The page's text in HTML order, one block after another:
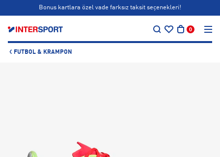
Bonus kartlara özel vade farksız taksit seçenekleri!
0
FUTBOL & KRAMPON